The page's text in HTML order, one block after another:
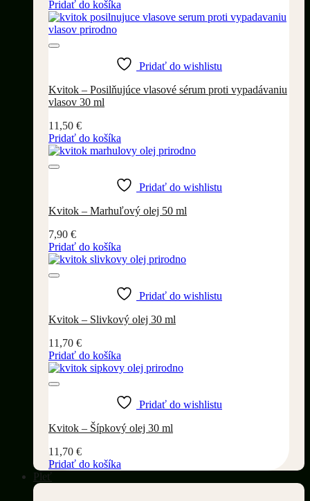
Pridať do košíka
Pridať do wishlistu
Kvitok – Posilňujúce vlasové sérum proti vypadávaniu
vlasov 30 ml
11,50 €
Pridať do košíka
Pridať do wishlistu
Kvitok – Marhuľový olej 50 ml
7,90 €
Pridať do košíka
Pridať do wishlistu
Kvitok – Slivkový olej 30 ml
11,70 €
Pridať do košíka
Pridať do wishlistu
Kvitok – Šípkový olej 30 ml
11,70 €
Pridať do košíka
Pleť